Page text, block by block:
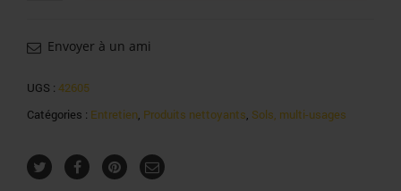
originalEnvoyer à un ami
UGS : 42605
Catégories : Entretien, Produits nettoyants, Sols, multi-usages